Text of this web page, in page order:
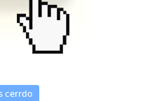
tir
cerrdo